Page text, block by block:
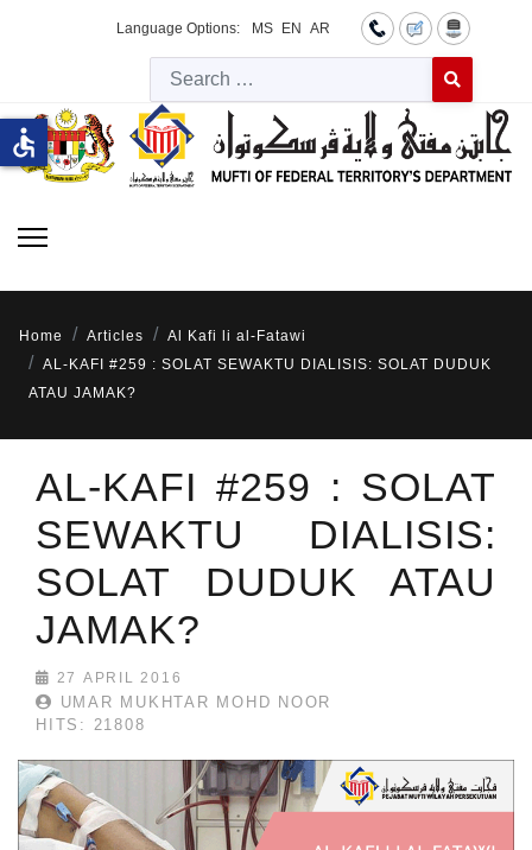
Language Options: MS EN AR
Type 2 or
Home Articles
Al Kafi li al-Fatawi
AL-KAFI #259 : SOLAT SEWAKTU DIALISIS: SOLAT DUDUK
ATAU JAMAK?
AL-KAFI #259 : SOLAT
SEWAKTU DIALISIS:
SOLAT DUDUK ATAU
JAMAK?
27 APRIL 2016
UMAR MUKHTAR MOHD NOOR
HITS: 21808
accessible